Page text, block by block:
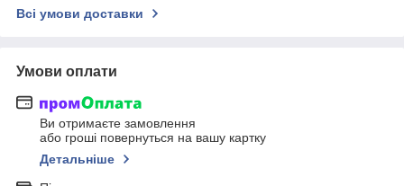
Всі умови доставки
Умови оплати
Ви отримаєте замовлення
або гроші повернуться на вашу картку
Детальніше